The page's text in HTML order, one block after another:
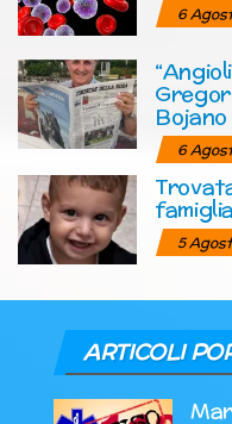
6
6
5
ARTICOLI